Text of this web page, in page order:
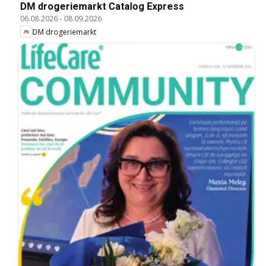
DM drogeriemarkt Catalog Express
06.08.2026- 08.09.2026
DM drogeriemarkt